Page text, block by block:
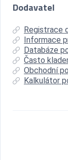
Dodavatel
Registrace
Informace
Databáze
Často
Obchodní
Kalkulátor